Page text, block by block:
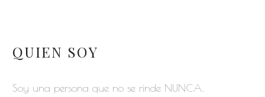
QUIEN SOY
Soy una persona que no se rinde NUNCA.